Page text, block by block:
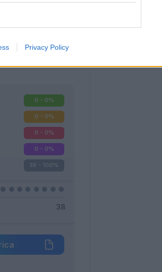
Privacy Policy
0 - 0%
0 - 0%
0 - 0%
0 - 0%
38 - 100%